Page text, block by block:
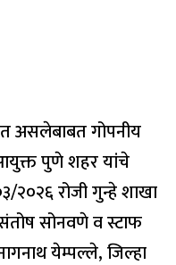
असलेबाबत गोपनीय
आयुक्त पुणे शहर यांचे
२०२६ रोजी गुन्हे शाखा
सोनवणे व स्टाफ
येम्पल्ले, जिल्हा